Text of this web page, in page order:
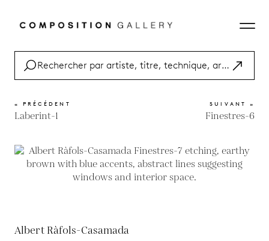
« PRÉCÉDENT
Laberint-1
SUIVANT »
Finestres-6
Albert Ràfols-Casamada